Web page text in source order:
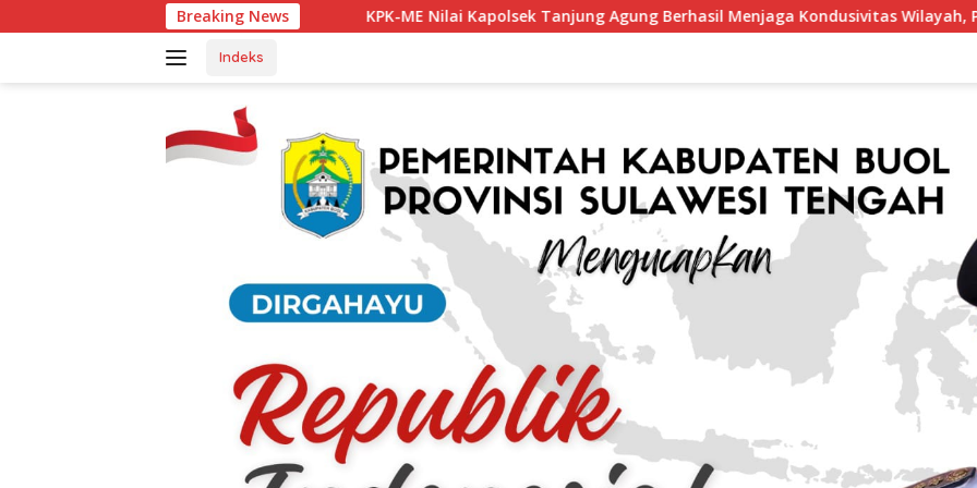
ke
Breaking News
KPK-ME Nilai Kapolsek Tanjung Agung Berhasil Menjaga Kondusivitas Wilayah, Piagam Apresiasi
Indeks